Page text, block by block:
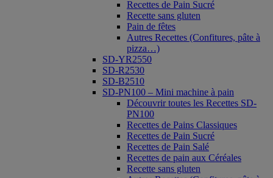
Recettes de Pain Sucré
Recette sans gluten
Pain de fêtes
Autres Recettes (Confitures, pâte à
pizza…)
SD-YR2550
SD-R2530
SD-B2510
SD-PN100 – Mini machine à pain
Découvrir toutes les Recettes SD-
PN100
Recettes de Pains Classiques
Recettes de Pain Sucré
Recettes de Pain Salé
Recettes de pain aux Céréales
Recette sans gluten